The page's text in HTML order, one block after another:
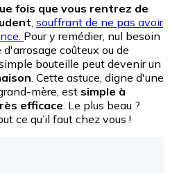
fois que vous rentrez de
souffrant de ne pas avoir
Pour y remédier, nul besoin
coûteux ou de
bouteille peut devenir un
. Cette astuce, digne d'une
mère, est simple à
efficace . Le plus beau ?
ce qu’il faut chez vous !